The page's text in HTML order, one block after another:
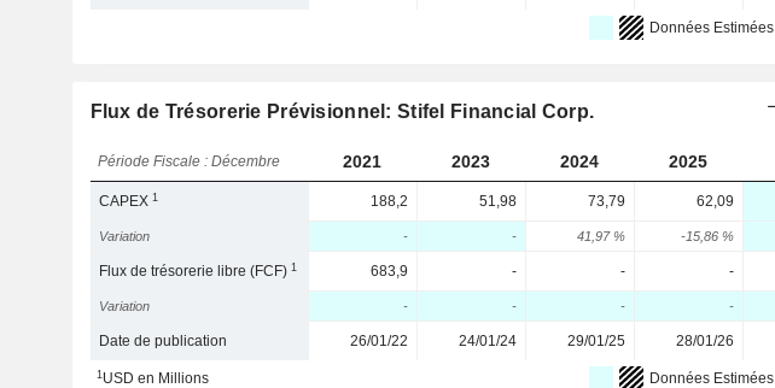
Données Estimées
Flux de Trésorerie Prévisionnel: Stifel Financial Corp.
Période Fiscale : Décembre 2021 2023 2024 2025
CAPEX1 188,2 51,98 73,79 62,09
Variation - - 41,97 % -15,86 %
Flux de trésorerie libre (FCF)1 683,9 - - -
Variation - - - -
Date de publication 26/01/22 24/01/24 29/01/25 28/01/26
1USD en Millions Données Estimées